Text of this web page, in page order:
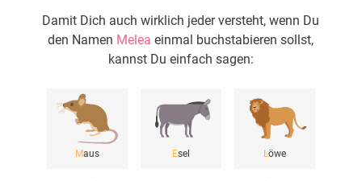
Damit Dich auch wirklich jeder versteht, wenn Du
den Namen Melea einmal buchstabieren sollst,
kannst Du einfach sagen:
Maus Esel Löwe